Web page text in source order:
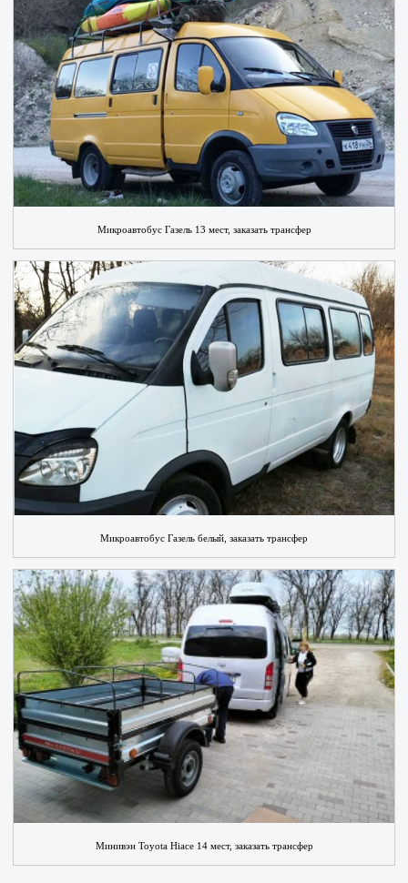
Микроавтобус Газель 13 мест, заказать трансфер
Микроавтобус Газель белый, заказать трансфер
Минивэн Toyota Hiace 14 мест, заказать трансфер